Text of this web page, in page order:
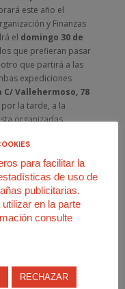
este año el
y Finanzas
el domingo 30 de
que prefieran pasar
que partirá a las
expediciones
Vallehermoso, 78
la tarde, a la
organizadas
y a participar en los
de Mayo en
llamar al teléfono91
por nuestra
para facilitar la
de uso de
publicitarias.
en la parte
consulte
RECHAZAR